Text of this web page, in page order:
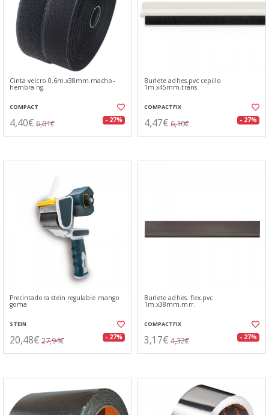
Cinta velcro 0,6m.x38mm.macho-
hembra ng.
COMPACT
4,40€ 6,01€ - 27%
Burlete adhes.pvc cepillo
1m.x45mm.trans
COMPACTFIX
4,47€ 6,10€ - 27%
Precintadora stein regulable mango
goma
STEIN
20,48€ 27,94€ - 27%
Burlete adhes. flex.pvc
1m.x38mm.mrr.
COMPACTFIX
3,17€ 4,32€ - 27%